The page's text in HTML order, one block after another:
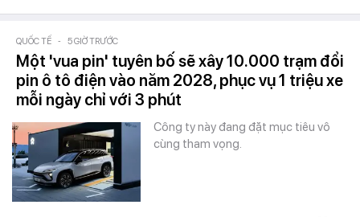
QUỐC TẾ - 5 GIỜ TRƯỚC
Một 'vua pin' tuyên bố sẽ xây 10.000 trạm đổi
pin ô tô điện vào năm 2028, phục vụ 1 triệu xe
mỗi ngày chỉ với 3 phút
Công ty này đang đặt mục tiêu vô
cùng tham vọng.